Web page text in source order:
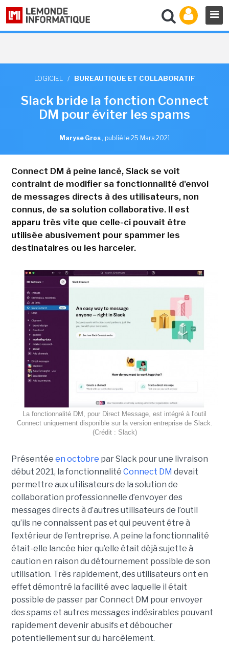
LOGICIEL / BUREAUTIQUE ET COLLABORATIF
Slack bride la fonction Connect
DM pour éviter les spams
Maryse Gros , publié le 25 Mars 2021
Connect DM à peine lancé, Slack se voit
contraint de modifier sa fonctionnalité d'envoi
de messages directs à des utilisateurs, non
connus, de sa solution collaborative. Il est
apparu très vite que celle-ci pouvait être
utilisée abusivement pour spammer les
destinataires ou les harceler.
La fonctionnalité DM, pour Direct Message, est intégré à l'outil
Connect uniquement disponible sur la version entreprise de Slack.
(Crédit : Slack)
Présentée en octobre par Slack pour une livraison
début 2021, la fonctionnalité Connect DM devait
permettre aux utilisateurs de la solution de
collaboration professionnelle d’envoyer des
messages directs à d’autres utilisateurs de l’outil
qu’ils ne connaissent pas et qui peuvent être à
l’extérieur de l’entreprise. A peine la fonctionnalité
était-elle lancée hier qu’elle était déjà sujette à
caution en raison du détournement possible de son
utilisation. Très rapidement, des utilisateurs ont en
effet démontré la facilité avec laquelle il était
possible de passer par Connect DM pour envoyer
des spams et autres messages indésirables pouvant
rapidement devenir abusifs et déboucher
potentiellement sur du harcèlement.